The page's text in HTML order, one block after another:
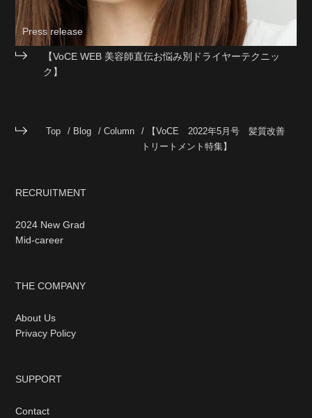
Press release
【VoCE WEB 美容師直伝お悩み別ドライヤーテクニッ
ク】
Top Blog Column
【VoCE 2022年5月号 髪質改善
トリートメント特集】
RECRUITMENT
2024 New Grad
Mid-career
THE COMPANY
About Us
Privacy Policy
SUPPORT
Contact